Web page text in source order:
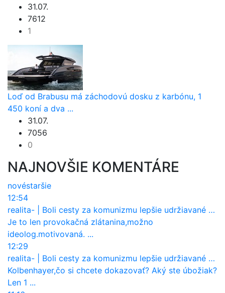
31.07.
7612
1
Loď od Brabusu má záchodovú dosku z karbónu, 1
450 koní a dva ...
31.07.
7056
0
NAJNOVŠIE KOMENTÁRE
novéstaršie
12:54
realita-
Boli cesty za komunizmu lepšie udržiavané ako dnes?
Je to len provokačná zlátanina,možno
ideolog.motivovaná. ...
12:29
realita-
Boli cesty za komunizmu lepšie udržiavané ako dnes?
Kolbenhayer,čo si chcete dokazovať? Aký ste úbožiak?
Len 1 ...